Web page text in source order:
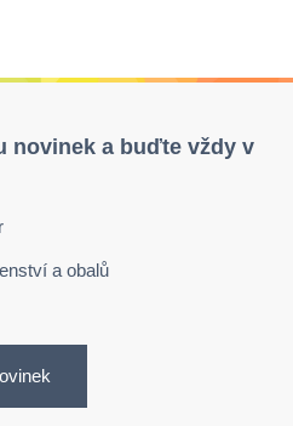
novinek a buďte vždy v
a obalů